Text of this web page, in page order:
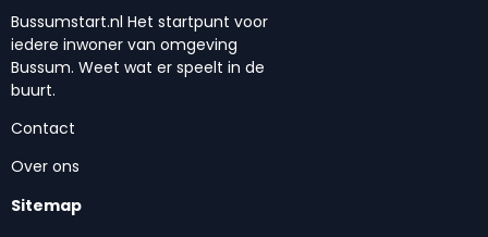
Bussumstart.nl Het startpunt voor
iedere inwoner van omgeving
Bussum. Weet wat er speelt in de
buurt.
Contact
Over ons
Sitemap